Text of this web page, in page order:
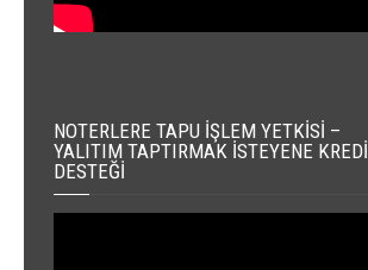
NOTERLERE TAPU İŞLEM YETKISI –
YALITIM TAPTIRMAK İSTEYENE KREDI
DESTEĞI